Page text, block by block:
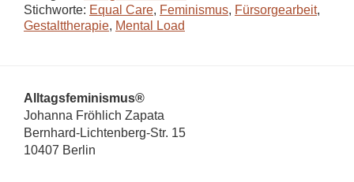
Stichworte: Equal Care, Feminismus, Fürsorgearbeit,
Gestalttherapie, Mental Load
Footer
Alltagsfeminismus®
Johanna Fröhlich Zapata
Bernhard-Lichtenberg-Str. 15
10407 Berlin